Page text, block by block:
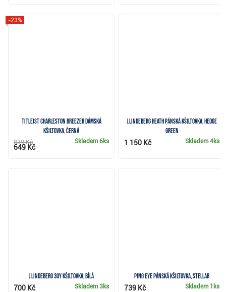
Titleist Charleston Breezer dámská
kšiltovka, černá
-23%
Skladem6ks
839 Kč
649 Kč
J.Lindeberg Heath pánská kšiltovka, hedge
green
Skladem4ks
1 150 Kč
J.Lindeberg 30Y kšiltovka, bílá
Skladem3ks
700 Kč
Ping Eye pánská kšiltovka, stellar
Skladem 1ks
739 Kč